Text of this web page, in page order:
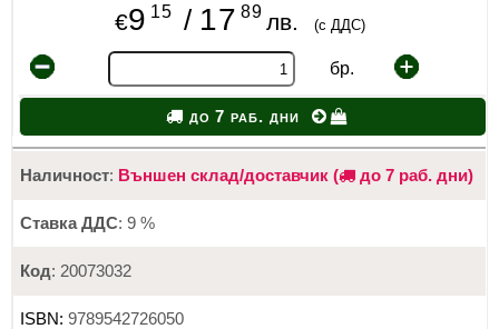
€9 15 / 17 89 лв. (с ДДС)
бр.
до 7 раб. дни
Наличност: Външен склад/доставчик ( до 7 раб. дни)
Ставка ДДС: 9 %
Код: 20073032
ISBN: 9789542726050